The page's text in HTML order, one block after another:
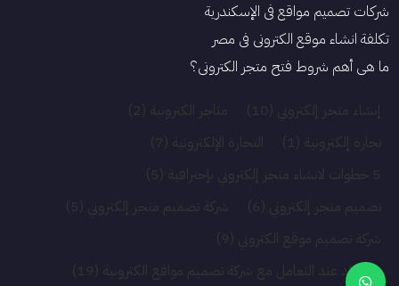
شركات تصميم مواقع في الإسكندرية
تكلفة انشاء موقع الكتروني فى مصر
ما هي أهم شروط فتح متجر الكتروني؟
إنشاء متجر إلكتروني (10) متاجر الكترونية (2)
تجارة إلكترونية (1) التجارة الإلكترونية (7)
(5)
تصميم متجر إلكتروني (6) شركة تصميم متجر إلكتروني (5)
شركة تصميم موقع الكتروني (9)
3 فوائد عند التعامل مع شركة تصميم مواقع الكترونية
(19)